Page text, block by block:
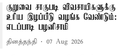
குறுவை சாகுபடி விவசாயிகளுக்கு
உரிய இழப்பீடு வழங்க வேண்டும்:
எடப்பாடி பழனிசாமி
தினத்தந்தி 07 Aug 2026